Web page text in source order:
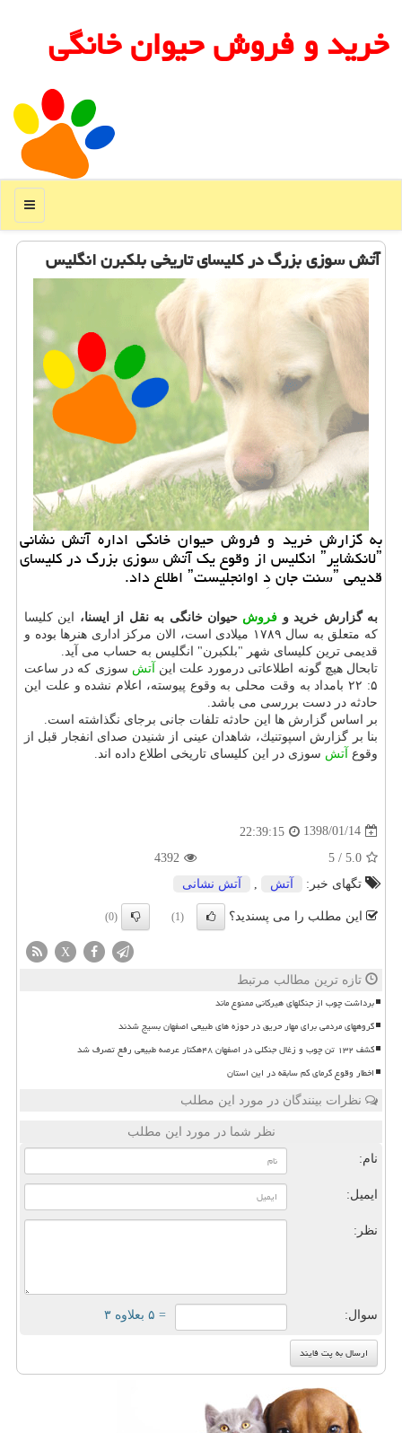
خرید و فروش حیوان خانگی
منو
آتش سوزی بزرگ در كلیسای تاریخی بلكبرن انگلیس
به گزارش خرید و فروش حیوان خانگی اداره آتش نشانی
ˮلانكشایرˮ انگلیس از وقوع یك آتش سوزی بزرگ در كلیسای
قدیمی ˮسنت جان دِ اوانجلیستˮ اطلاع داد.
به گزارش خرید و فروش حیوان خانگی به نقل از ایسنا، این كلیسا
كه متعلق به سال ۱۷۸۹ میلادی است، الان مركز اداری هنرها بوده و
قدیمی ترین كلیسای شهر "بلكبرن" انگلیس به حساب می آید.
تابحال هیچ گونه اطلاعاتی درمورد علت این آتش سوزی كه در ساعت
۵: ۲۲ بامداد به وقت محلی به وقوع پیوسته، اعلام نشده و علت این
حادثه در دست بررسی می باشد.
بر اساس گزارش ها این حادثه تلفات جانی برجای نگذاشته است.
بنا بر گزارش اسپوتنیك، شاهدان عینی از شنیدن صدای انفجار قبل از
وقوع آتش سوزی در این كلیسای تاریخی اطلاع داده اند.
1398/01/14
22:39:15
5.0
/
5
4392
تگهای خبر:
آتش آتش نشانی
این مطلب را می پسندید؟ (1)
(0)
X
تازه ترین مطالب مرتبط
برداشت چوب از جنگلهای هیرکانی ممنوع ماند
گروههای مردمی برای مهار حریق در حوزه های طبیعی اصفهان بسیج شدند
کشف ۱۳۲ تن چوب و زغال جنگلی در اصفهان ۴۸هکتار عرصه طبیعی رفع تصرف شد
اخطار وقوع گرمای کم سابقه در این استان
نظرات بینندگان در مورد این مطلب
نظر شما در مورد این مطلب
نام:
ایمیل:
نظر:
سوال: = ۵ بعلاوه ۳